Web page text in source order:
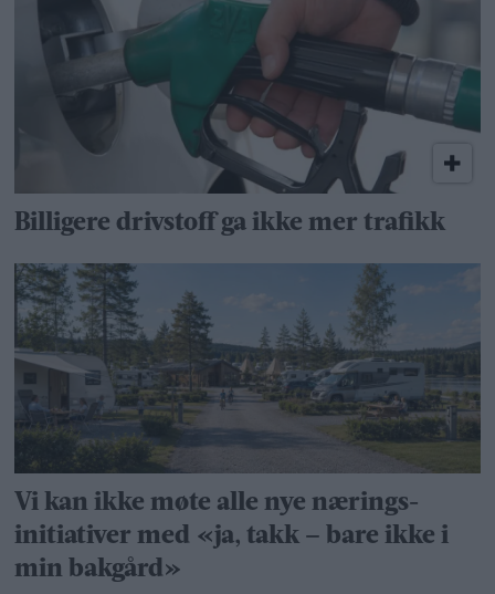
Billigere drivstoff ga ikke mer trafikk
Vi kan ikke møte alle nye nærings­
initiativer med «ja, takk – bare ikke i
min bakgård»